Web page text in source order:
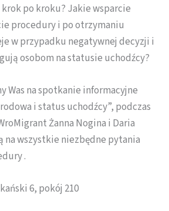
po kroku? Jakie wsparcie
procedury i po otrzymaniu
w przypadku negatywnej decyzji i
osobom na statusie uchodźcy?
Was na spotkanie informacyjne
i status uchodźcy”, podczas
Żanna Nogina i Daria
na wszystkie niezbędne pytania
.
6, pokój 210